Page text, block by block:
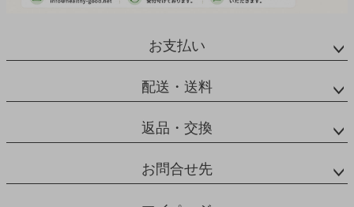
お支払い
配送・送料
返品・交換
お問合せ先